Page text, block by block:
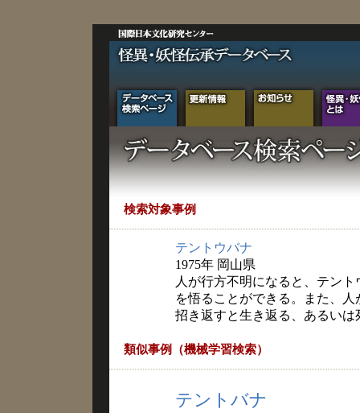
検索対象事例
テントウバナ
1975年 岡山県
人が行方不明になると、テン
を悟ることができる。また、
招き返すと生き返る、あるい
類似事例（機械学習検索）
テントバナ